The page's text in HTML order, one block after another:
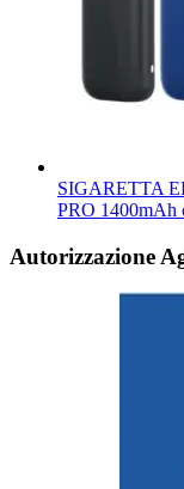
SIGARETTA
PRO 1400mAh
Autorizzazione